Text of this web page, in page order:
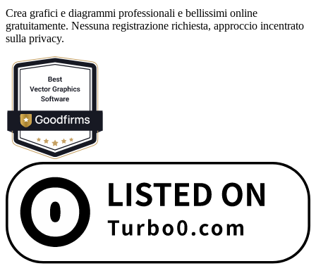
Crea grafici e diagrammi professionali e bellissimi online
gratuitamente. Nessuna registrazione richiesta, approccio incentrato
sulla privacy.